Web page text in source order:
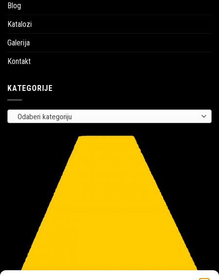
Blog
Katalozi
Galerija
Kontakt
KATEGORIJE
Odaberi kategoriju